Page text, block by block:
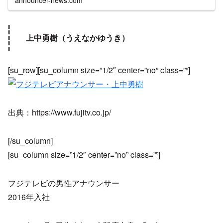
上中勇樹（うえなかゆうき）
[su_row][su_column size=”1/2″ center=”no” class=””]
出典：https://www.fujitv.co.jp/
[/su_column]
[su_column size=”1/2″ center=”no” class=””]
フジテレビの男性アナウンサー
2016年入社